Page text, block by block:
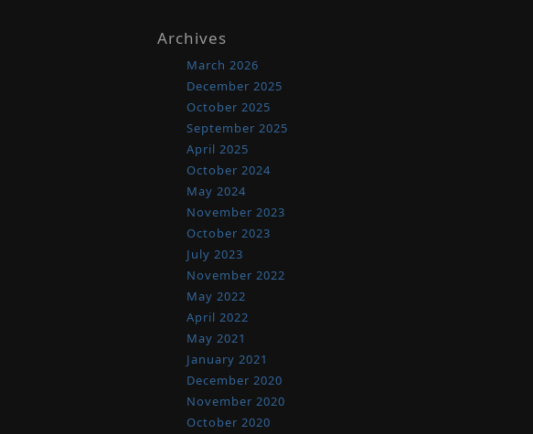
Archives
March 2026
December 2025
October 2025
September 2025
April 2025
October 2024
May 2024
November 2023
October 2023
July 2023
November 2022
May 2022
April 2022
May 2021
January 2021
December 2020
November 2020
October 2020